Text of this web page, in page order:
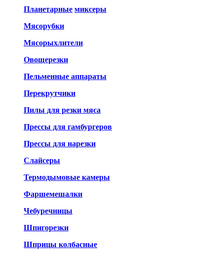
Планетарные миксеры
Мясорубки
Мясорыхлители
Овощерезки
Пельменные аппараты
Перекрутчики
Пилы для резки мяса
Прессы для гамбургеров
Прессы для нарезки
Слайсеры
Термодымовые камеры
Фаршемешалки
Чебуречницы
Шпигорезки
Шприцы колбасные